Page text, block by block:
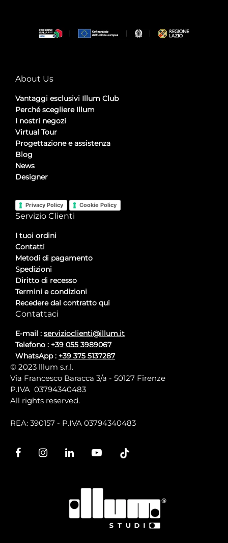
About Us
Vantaggi esclusivi Illum Club
Perché scegliere Illum
I nostri negozi
Virtual Tour
Progettazione e assistenza
Blog
News
Designer
Privacy Policy Cookie Policy
Servizio Clienti
I tuoi ordini
Contatti
Metodi di pagamento
Spedizioni
Diritto di recesso
Termini e condizioni
Recedere dal contratto qui
Contattaci
E-mail : servizioclienti@illum.it
Telefono : +39 055 3989067
WhatsApp : +39 375 5137287
© 2023 lllum s.r.l.
Via Francesco Baracca 3/a - 50127 Firenze
P.IVA 03794340483
All rights reserved.
REA: 390157 - P.IVA 03794340483